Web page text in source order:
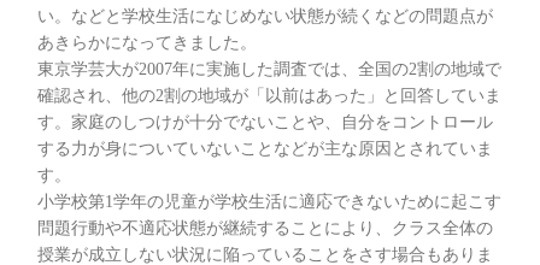
い。などと学校生活になじめない状態が続くなどの問題点が
あきらかになってきました。
東京学芸大が2007年に実施した調査では、全国の2割の地域で
確認され、他の2割の地域が「以前はあった」と回答していま
す。家庭のしつけが十分でないことや、自分をコントロール
する力が身についていないことなどが主な原因とされていま
す。
小学校第1学年の児童が学校生活に適応できないために起こす
問題行動や不適応状態が継続することにより、クラス全体の
授業が成立しない状況に陥っていることをさす場合もありま